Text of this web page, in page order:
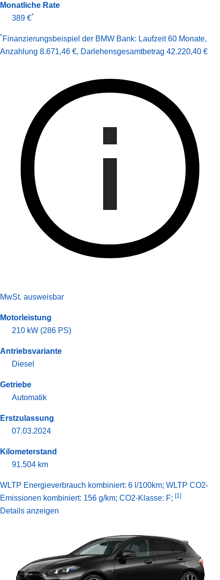
Monatliche Rate
389 €*
*Finanzierungsbeispiel der BMW Bank: Laufzeit 60 Monate,
Anzahlung 8.671,46 €, Darlehens­gesamt­betrag 42.220,40 €
MwSt. ausweisbar
Motorleistung
210 kW (286 PS)
Antriebsvariante
Diesel
Getriebe
Automatik
Erstzulassung
07.03.2024
Kilometerstand
91.504 km
WLTP Energieverbrauch kombiniert: 6 l/100km; WLTP CO2-
Emissionen kombiniert: 156 g/km; CO2-Klasse: F; [1]
Details anzeigen